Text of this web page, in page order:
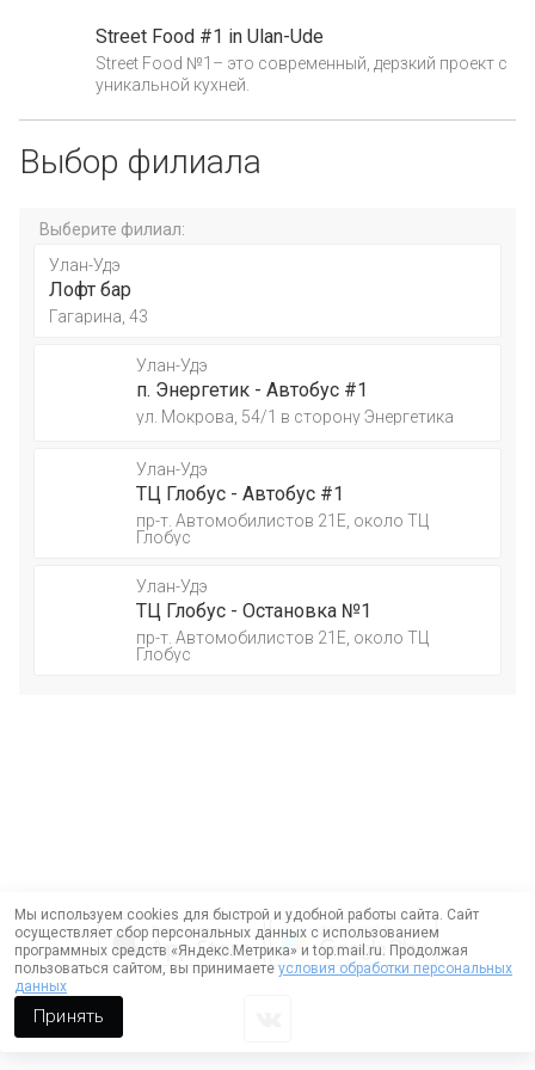
Street Food #1 in Ulan-Ude
Street Food №1– это современный, дерзкий проект с
уникальной кухней.
Выбор филиала
Выберите филиал:
Улан-Удэ
Лофт бар
Гагарина, 43
Улан-Удэ
п. Энергетик - Автобус #1
ул. Мокрова, 54/1 в сторону Энергетика
Улан-Удэ
ТЦ Глобус - Автобус #1
пр-т. Автомобилистов 21Е, около ТЦ
Глобус
Улан-Удэ
ТЦ Глобус - Остановка №1
пр-т. Автомобилистов 21Е, около ТЦ
Глобус
Мы используем cookies для быстрой и удобной работы сайта. Сайт
осуществляет сбор персональных данных с использованием
программных средств «Яндекс.Метрика» и top.mail.ru. Продолжая
пользоваться сайтом, вы принимаете условия обработки персональных
данных
Принять